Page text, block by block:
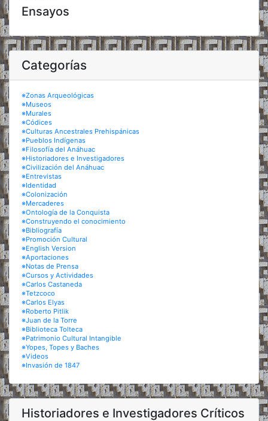
Ensayos
Categorías
※Zonas Arqueológicas
※Museos
※Murales
※Códices
※Culturas Ancestrales Prehispánicas
※Pueblos Indígenas
※Filosofía del Anáhuac
※Historiadores e Investigadores
※Civilización del Anáhuac
※Entrevistas
※Identidad
※Colonización
※Mercaderes
※Ontología de la Conquista
※Construyendo el conocimiento
※Bibliografía
※Promoción Cultural
※English Version
※Aportaciones
※Notas de Prensa
※Cursos y Actividades
※Carlos Castaneda
※Tetzcoco
※Carlos Elyas
※Roberto Pitlik
※Juan de la Torre
※Biblioteca Tolteca
※Patrimonio Cultural Intangible
※Yopes, Topes y Baches
※Videos
※Invasión de 1847
Historiadores e Investigadores Críticos